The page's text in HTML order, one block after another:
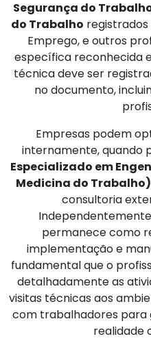
Segurança do
do Trabalho registrados
Emprego, e outros
específica reconhecida
técnica deve ser
no documento,
Empresas podem
internamente, quando
Especializado em
Medicina do Trabalho)
consultoria
permanece como
implementação e
fundamental que o
detalhadamente as
visitas técnicas aos
com trabalhadores para
realidade